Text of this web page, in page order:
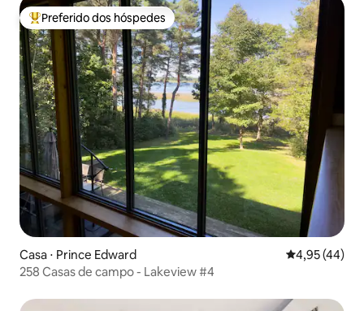
Entre os melhores preferidos dos hóspedes
Preferido dos hóspedes
Casa ⋅ Prince Edward 4,95 de uma
4,95 (44)
258 Casas de campo - Lakeview #4